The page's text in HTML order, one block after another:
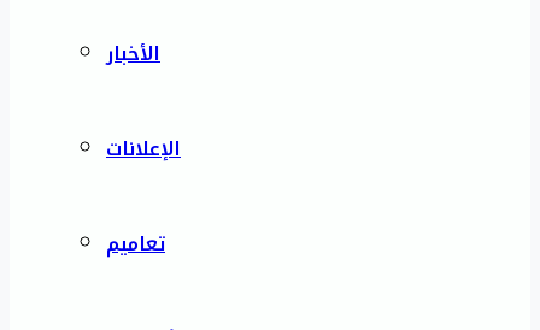
الأخبار
الإعلانات
تعاميم